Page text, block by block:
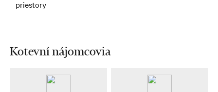
priestory
Kotevní nájomcovia